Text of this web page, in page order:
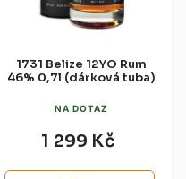
1731 Belize 12YO Rum
46% 0,7l (dárková tuba)
NA DOTAZ
1 299 Kč